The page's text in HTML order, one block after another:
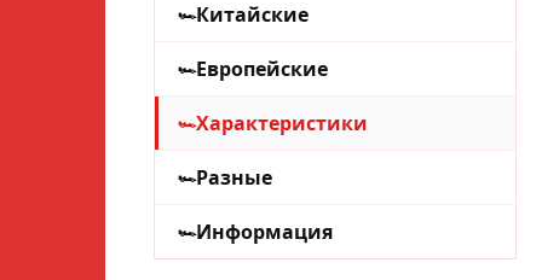
Китайские
Европейские
Характеристики
Разные
Информация